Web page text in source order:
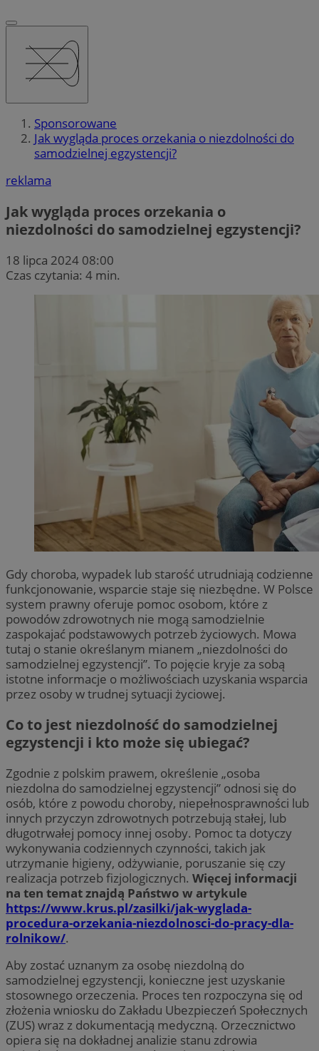
Sponsorowane
Jak wygląda proces orzekania o niezdolności do
samodzielnej egzystencji?
reklama
Jak wygląda proces orzekania o
niezdolności do samodzielnej egzystencji?
18 lipca 2024 08:00
Czas czytania: 4 min.
Gdy choroba, wypadek lub starość utrudniają codzienne
funkcjonowanie, wsparcie staje się niezbędne. W Polsce
system prawny oferuje pomoc osobom, które z
powodów zdrowotnych nie mogą samodzielnie
zaspokajać podstawowych potrzeb życiowych. Mowa
tutaj o stanie określanym mianem „niezdolności do
samodzielnej egzystencji”. To pojęcie kryje za sobą
istotne informacje o możliwościach uzyskania wsparcia
przez osoby w trudnej sytuacji życiowej.
Co to jest niezdolność do samodzielnej
egzystencji i kto może się ubiegać?
Zgodnie z polskim prawem, określenie „osoba
niezdolna do samodzielnej egzystencji” odnosi się do
osób, które z powodu choroby, niepełnosprawności lub
innych przyczyn zdrowotnych potrzebują stałej, lub
długotrwałej pomocy innej osoby. Pomoc ta dotyczy
wykonywania codziennych czynności, takich jak
utrzymanie higieny, odżywianie, poruszanie się czy
realizacja potrzeb fizjologicznych. Więcej informacji
na ten temat znajdą Państwo w artykule
https://www.krus.pl/zasilki/jak-wyglada-
procedura-orzekania-niezdolnosci-do-pracy-dla-
rolnikow/.
Aby zostać uznanym za osobę niezdolną do
samodzielnej egzystencji, konieczne jest uzyskanie
stosownego orzeczenia. Proces ten rozpoczyna się od
złożenia wniosku do Zakładu Ubezpieczeń Społecznych
(ZUS) wraz z dokumentacją medyczną. Orzecznictwo
opiera się na dokładnej analizie stanu zdrowia